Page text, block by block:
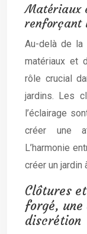
Matériaux
renforçant
Au-delà de la
matériaux et
rôle crucial
jardins. Les
l’éclairage
créer une
L’harmonie
créer un
Clôtures
forgé, une
discrétion